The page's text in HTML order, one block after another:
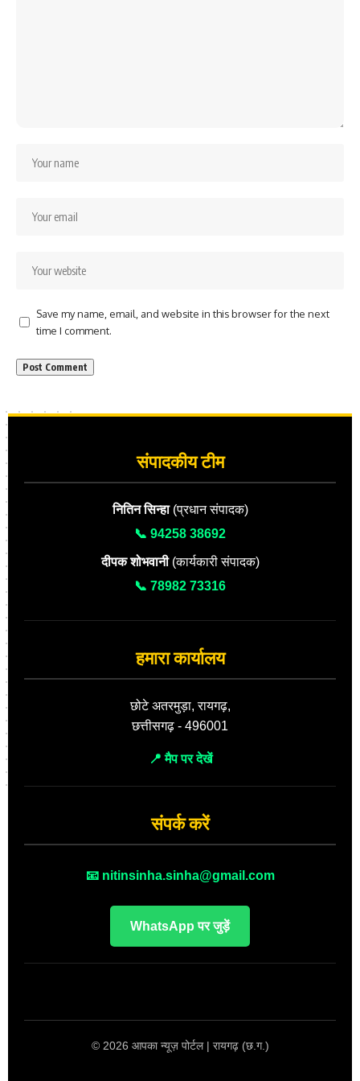
Save my name, email, and website in this browser for the next
time I comment.
संपादकीय टीम
नितिन सिन्हा(प्रधान संपादक)
📞 94258 38692
दीपक शोभवानी(कार्यकारी संपादक)
📞 78982 73316
हमारा कार्यालय
छोटे अतरमुड़ा, रायगढ़,
छत्तीसगढ़ - 496001
📍 मैप पर देखें
संपर्क करें
📧 nitinsinha.sinha@gmail.com
WhatsApp पर जुड़ें
© 2026 आपका न्यूज़ पोर्टल | रायगढ़ (छ.ग.)